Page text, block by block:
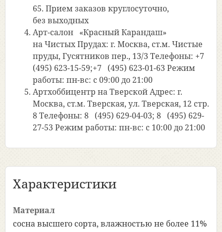
65. Прием заказов круглосуточно,
без выходных
Арт-салон «КрасныйКарандаш»
на Чистых Прудах: г. Москва, ст.м. Чистые
пруды, Гусятников пер., 13/3 Телефоны: +7
(495) 623-15-59;+7 (495) 623-01-63 Режим
работы: пн-вс: с 09:00 до 21:00
Артхоббицентр на ТверскойАдрес: г.
Москва, ст.м. Тверская, ул. Тверская, 12 стр.
8 Телефоны: 8 (495) 629-04-03; 8 (495) 629-
27-53 Режим работы: пн-вс: с 10:00 до 21:00
Характеристики
Материал
сосна высшего сорта, влажностью не более 11%